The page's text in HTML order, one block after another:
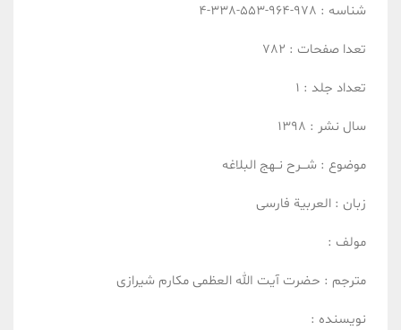
شناسه : 978-964-553-338-4
تعدا صفحات : 782
تعداد جلد : 1
سال نشر : 1398
موضوع : شـــرح نــهج البلاغه
زبان : العربیة فارسی
مولف :
مترجم : حضرت آیت الله العظمی مکارم شیرازی
نویسنده :